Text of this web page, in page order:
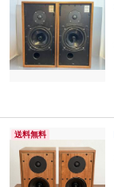
送料無料